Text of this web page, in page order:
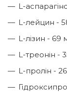
L-
L-лейцин -
L-лізин - 69
L-треонін -
L-пролін -